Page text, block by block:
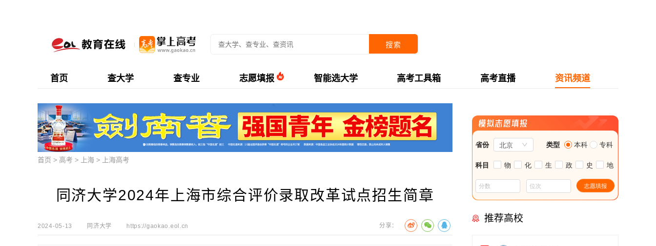
搜索
首页 查大学 查专业 志愿填报 智能选大学 高考工具箱 高考直播 资讯频道
首页 > 高考 > 上海 > 上海高考
同济大学2024年上海市综合评价录取改革试点招生简章
2024-05-13 同济大学 https://gaokao.eol.cn 分享：
推荐高校